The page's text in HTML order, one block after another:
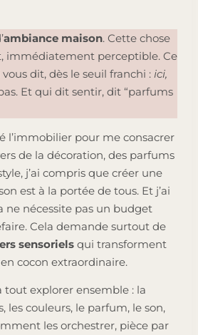
ambiance maison. Cette chose
immédiatement perceptible. Ce
dit, dès le seuil franchi : ici,
Et qui dit sentir, dit “parfums
l’immobilier pour me consacrer
de la décoration, des parfums
j’ai compris que créer une
est à la portée de tous. Et j’ai
ne nécessite pas un budget
Cela demande surtout de
sensoriels qui transforment
cocon extraordinaire.
tout explorer ensemble : la
les couleurs, le parfum, le son,
les orchestrer, pièce par